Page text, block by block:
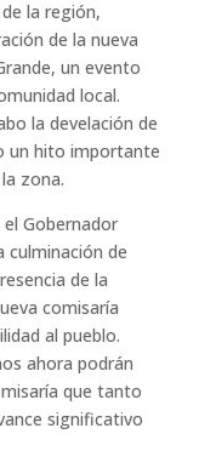
la región,
de la nueva
un evento
local.
la develación de
un hito importante
zona.
Gobernador
culminación de
de la
comisaría
al pueblo.
ahora podrán
que tanto
significativo